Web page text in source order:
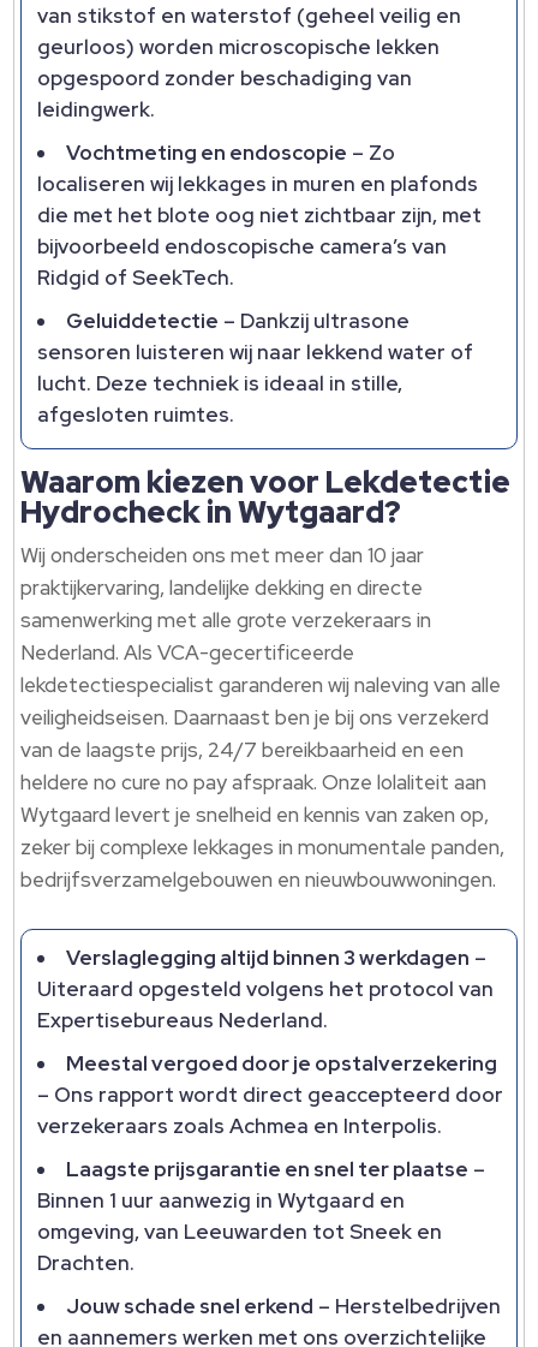
van stikstof en waterstof (geheel veilig en
geurloos) worden microscopische lekken
opgespoord zonder beschadiging van
leidingwerk.​
Vochtmeting en endoscopie – Zo
localiseren wij lekkages in muren en plafonds
die met het blote oog niet zichtbaar zijn, met
bijvoorbeeld endoscopische camera’s van
Ridgid of SeekTech.​
Geluiddetectie – Dankzij ultrasone
sensoren luisteren wij naar lekkend water of
lucht.​ Deze techniek is ideaal in stille,
afgesloten ruimtes.​
Waarom kiezen voor Lekdetectie
Hydrocheck in Wytgaard?
Wij onderscheiden ons met meer dan 10 jaar
praktijkervaring, landelijke dekking en directe
samenwerking met alle grote verzekeraars in
Nederland.​ Als VCA-gecertificeerde
lekdetectiespecialist garanderen wij naleving van alle
veiligheidseisen.​ Daarnaast ben je bij ons verzekerd
van de laagste prijs, 24/7 bereikbaarheid en een
heldere no cure no pay afspraak.​ Onze lolaliteit aan
Wytgaard levert je snelheid en kennis van zaken op,
zeker bij complexe lekkages in monumentale panden,
bedrijfsverzamelgebouwen en nieuwbouwwoningen.​
Verslaglegging altijd binnen 3 werkdagen –
Uiteraard opgesteld volgens het protocol van
Expertisebureaus Nederland.​
Meestal vergoed door je opstalverzekering
– Ons rapport wordt direct geaccepteerd door
verzekeraars zoals Achmea en Interpolis.​
Laagste prijsgarantie en snel ter plaatse –
Binnen 1 uur aanwezig in Wytgaard en
omgeving, van Leeuwarden tot Sneek en
Drachten.​
Jouw schade snel erkend – Herstelbedrijven
en aannemers werken met ons overzichtelijke